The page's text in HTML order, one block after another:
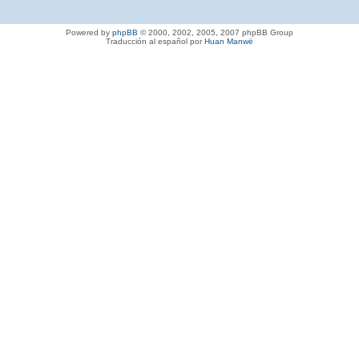
Powered by phpBB © 2000, 2002, 2005, 2007 phpBB Group
Traducción al español porHuan Manwë